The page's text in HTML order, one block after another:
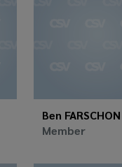
Ben FARSCHON
Member